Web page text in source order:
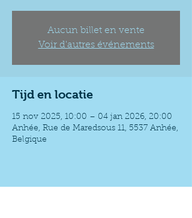
Aucun billet en vente
Voir d'autres événements
Tijd en locatie
15 nov 2025, 10:00 – 04 jan 2026, 20:00
Anhée, Rue de Maredsous 11, 5537 Anhée,
Belgique